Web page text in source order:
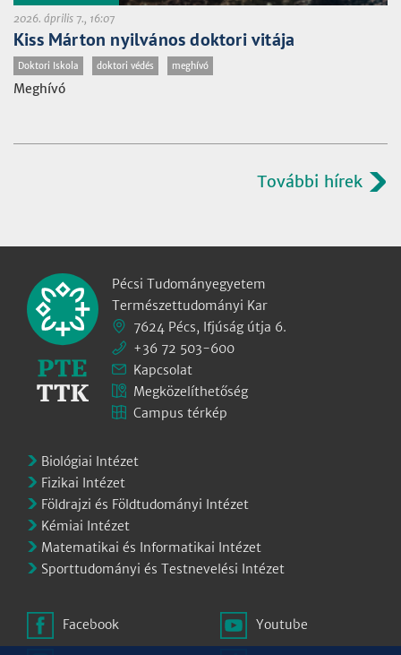
2026. április 7., 16:07
Kiss Márton nyilvános doktori vitája
Doktori Iskola doktori védés meghívó
Meghívó
További hírek
Pécsi Tudományegyetem
Természettudományi Kar
7624 Pécs, Ifjúság útja 6.
+36 72 503-600
Kapcsolat
Megközelíthetőség
Campus térkép
Biológiai Intézet
Fizikai Intézet
Földrajzi és Földtudományi Intézet
Kémiai Intézet
Matematikai és Informatikai Intézet
Sporttudományi és Testnevelési Intézet
Facebook Youtube